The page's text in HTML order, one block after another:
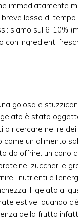
immediatamente
lasso di
siamo sul 6-10%
con ingredienti
golosa e
è stato
a ricercare nel re
un alimento
da offrire: un cono
zuccheri e
i nutrienti e
Il gelato al
estive, quando
della frutta